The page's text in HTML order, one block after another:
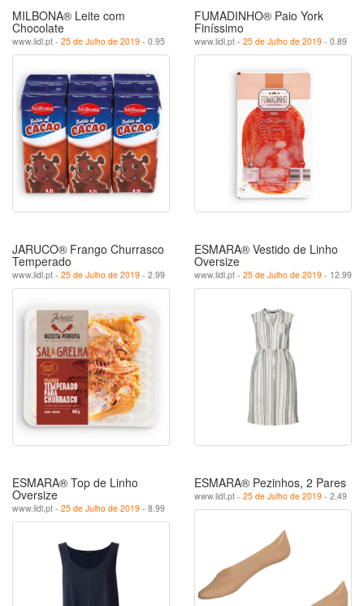
MILBONA® Leite com
Chocolate
www.lidl.pt - 25 de Julho de 2019 - 0.95
FUMADINHO® Paio York
Finíssimo
www.lidl.pt - 25 de Julho de 2019 - 0.89
JARUCO® Frango Churrasco
Temperado
www.lidl.pt - 25 de Julho de 2019 - 2.99
ESMARA® Vestido de Linho
Oversize
www.lidl.pt - 25 de Julho de 2019 - 12.99
ESMARA® Top de Linho
Oversize
www.lidl.pt - 25 de Julho de 2019 - 8.99
ESMARA® Pezinhos, 2 Pares
www.lidl.pt - 25 de Julho de 2019 - 2.49